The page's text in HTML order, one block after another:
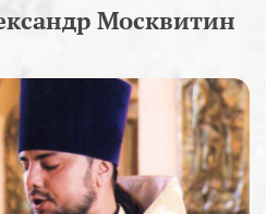
Москвитин